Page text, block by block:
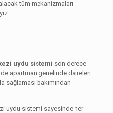
tüm mekanizmaları
uydu sistemi son derece
apartman genelinde daireleri
sağlaması bakımından
uydu sistemi sayesinde her